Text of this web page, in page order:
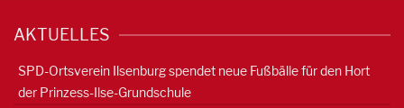
AKTUELLES
SPD-Ortsverein Ilsenburg spendet neue Fußbälle für den Hort
der Prinzess-Ilse-Grundschule